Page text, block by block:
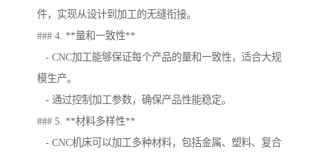
件，实现从设计到加工的无缝衔接。
### 4. **量和一致性**
- CNC加工能够保证每个产品的量和一致性，适合大规
模生产。
- 通过控制加工参数，确保产品性能稳定。
### 5. **材料多样性**
- CNC机床可以加工多种材料，包括金属、塑料、复合